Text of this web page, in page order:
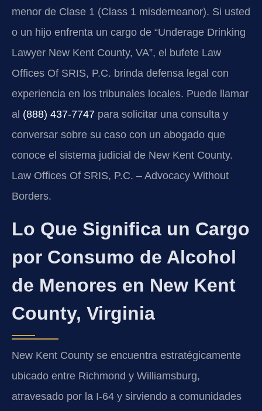
menor de Clase 1 (Class 1 misdemeanor). Si usted
o un hijo enfrenta un cargo de “Underage Drinking
Lawyer New Kent County, VA”, el bufete Law
Offices Of SRIS, P.C. brinda defensa legal con
experiencia en los tribunales locales. Puede llamar
al (888) 437-7747 para solicitar una consulta y
conversar sobre su caso con un abogado que
conoce el sistema judicial de New Kent County.
Law Offices Of SRIS, P.C. – Advocacy Without
Borders.
Lo Que Significa un Cargo
por Consumo de Alcohol
de Menores en New Kent
County, Virginia
New Kent County se encuentra estratégicamente
ubicado entre Richmond y Williamsburg,
atravesado por la I-64 y sirviendo a comunidades